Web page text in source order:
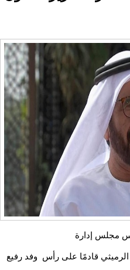
مجلس إدارة
الرميثي قادمًا على رأس وفد رفيع